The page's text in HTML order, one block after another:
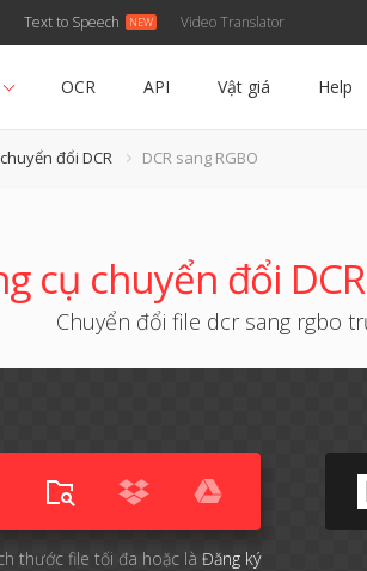
Text to Speech Video Translator
OCR API Vật giá Help
đổi DCR DCR sang RGBO
cụ chuyển đổi
Chuyển đổi file dcr sang rgbo
thước file tối đa hoặc là Đăng ký